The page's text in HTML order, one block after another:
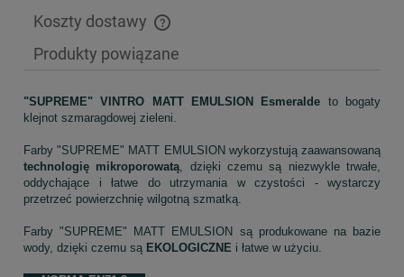
Koszty dostawy
Cena nie zawiera ewentualnych kosztów płatności
Produkty powiązane
"SUPREME" VINTRO MATT EMULSION Esmeralde to bogaty
klejnot szmaragdowej zieleni.
technologię mikroporowatą, dzięki czemu są niezwykle trwałe,
oddychające i łatwe do utrzymania w czystości - wystarczy
przetrzeć powierzchnię wilgotną szmatką.
Farby "SUPREME" MATT EMULSION są produkowane na bazie
wody, dzięki czemu są EKOLOGICZNE i łatwe w użyciu.